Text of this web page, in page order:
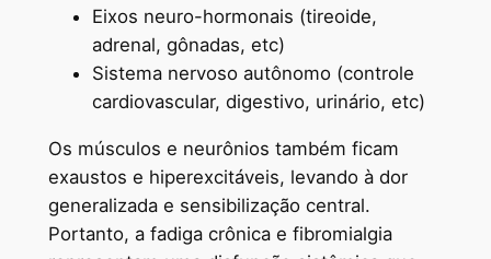
Eixos neuro-hormonais (tireoide,
adrenal, gônadas, etc)
Sistema nervoso autônomo (controle
cardiovascular, digestivo, urinário, etc)
Os músculos e neurônios também ficam
exaustos e hiperexcitáveis, levando à dor
generalizada e sensibilização central.
Portanto, a fadiga crônica e fibromialgia